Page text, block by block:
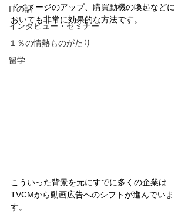
ITの話
インタビュー・セミナー
１％の情熱ものがたり
留学
ドイメージのアップ、購買動機の喚起などに
おいても非常に効果的な方法です。
こういった背景を元にすでに多くの企業は
TVCMから動画広告へのシフトが進んでいま
す。